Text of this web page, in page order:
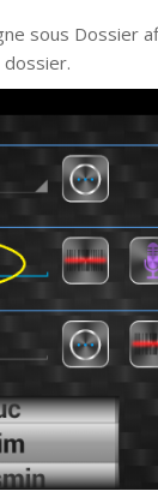
sous Dossier